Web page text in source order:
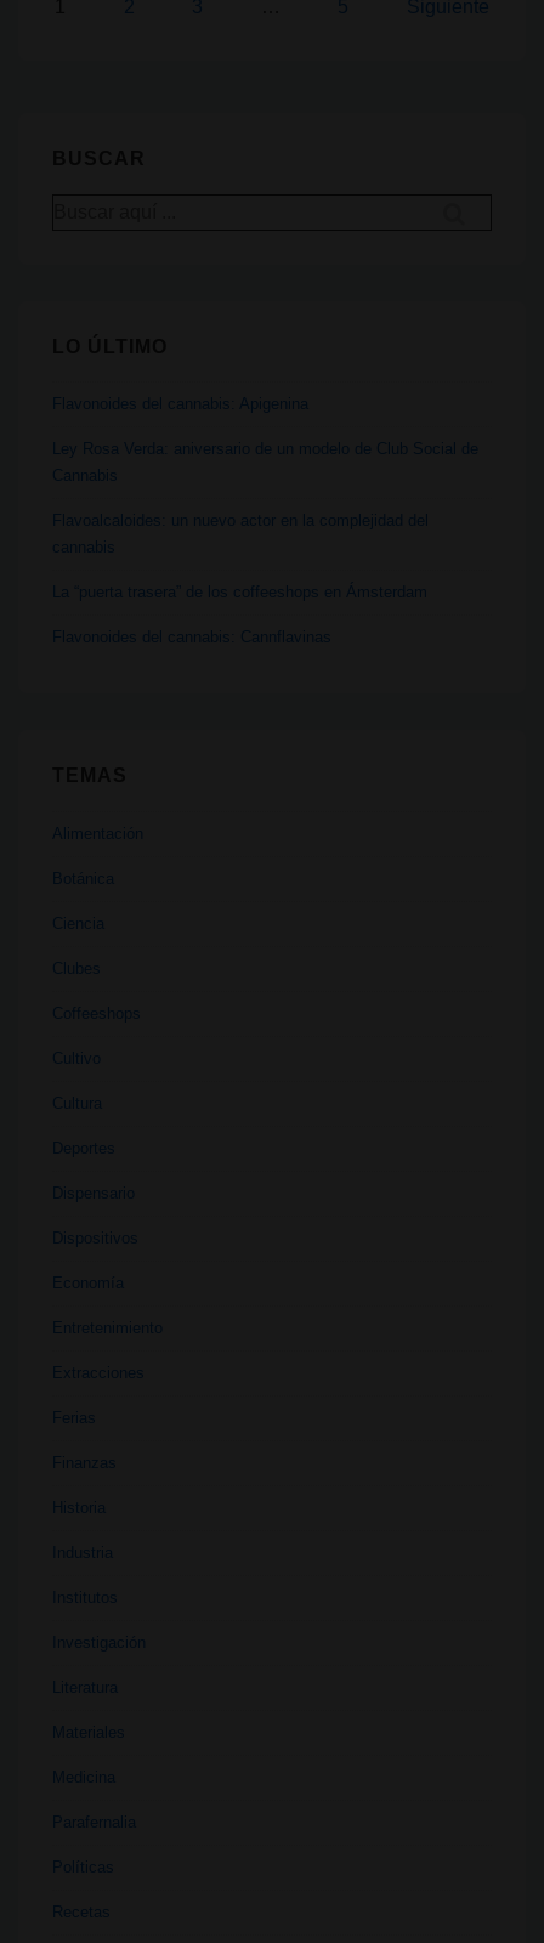
Paginación
2 3 5 Siguiente
Flavonoides del cannabis: Apigenina
Ley Rosa Verda: aniversario de un modelo de Club Social de
Cannabis
Flavoalcaloides: un nuevo actor en la complejidad del
cannabis
La “puerta trasera” de los coffeeshops en Ámsterdam
Flavonoides del cannabis: Cannflavinas
Alimentación
Botánica
Ciencia
Clubes
Coffeeshops
Cultivo
Cultura
Deportes
Dispensario
Dispositivos
Economía
Entretenimiento
Extracciones
Ferias
Finanzas
Historia
Industria
Institutos
Investigación
Literatura
Materiales
Medicina
Parafernalia
Políticas
Recetas